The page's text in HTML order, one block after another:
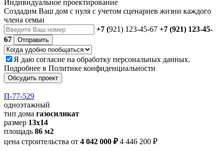
Индивидуальное проектирование
Создадим Ваш дом с нуля с учетом сценариев жизни каждого
члена семьи
+7 (921) 123-45-67 +7 (921) 123-45-
67
Отправить
Я даю согласие на обработку персональных данных.
Подробнее в Политике конфиденциальности
Обсудить проект
П-77-529
одноэтажный
тип дома газосиликат
размер 13х14
площадь 86 м2
цена строительства от 4 042 000 ₽ 4 446 200 ₽